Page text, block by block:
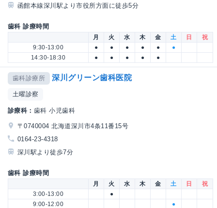
函館本線深川駅より市役所方面に徒歩5分
歯科 診療時間
月 火 水 木 金 土 日
祝
9:30-13:00
● ● ● ● ●
●
14:30-18:30
● ● ● ● ●
歯科診療所 深川グリーン歯科医院
土曜診察
診療科： 歯科 小児歯科
〒0740004 北海道深川市4条11番15号
0164-23-4318
深川駅より徒歩7分
歯科 診療時間
月 火 水 木 金 土 日
祝
3:00-13:00
●
9:00-12:00
●